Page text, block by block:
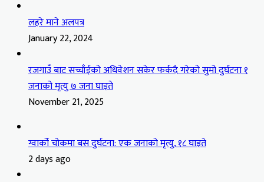
लहरे माने अलपत्र
January 22, 2024
रजगाउँ बाट सच्चाँईको अधिवेशन सकेर फर्कदै गरेको सुमो दुर्घटना १
जनाको मृत्यु ७ जना घाइते
November 21, 2025
ग्वार्को चोकमा बस दुर्घटना: एक जनाको मृत्यु, १८ घाइते
2 days ago